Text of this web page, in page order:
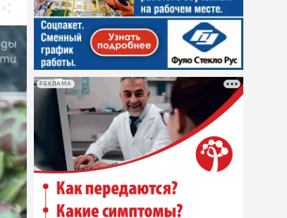
РЕКЛАМА